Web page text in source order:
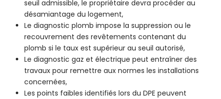
seuil admissible, le propriétaire devra procéder au
désamiantage du logement,
Le diagnostic plomb impose la suppression ou le
recouvrement des revêtements contenant du
plomb si le taux est supérieur au seuil autorisé,
Le diagnostic gaz et électrique peut entraîner des
travaux pour remettre aux normes les installations
concernées,
Les points faibles identifiés lors du DPE peuvent